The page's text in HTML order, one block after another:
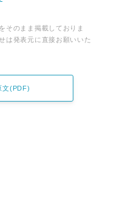
そのまま掲載しておりま
は発表元に直接お願いいた
文(PDF)